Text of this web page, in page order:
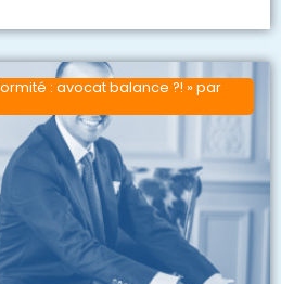
: avocat balance ?! » par